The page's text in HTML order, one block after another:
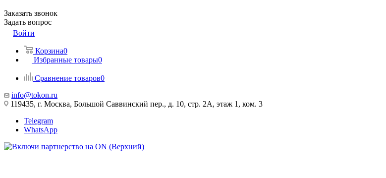
Заказать звонок
Задать вопрос
Войти
Корзина0
Избранные товары0
Сравнение товаров0
info@tokon.ru
119435, г. Москва, Большой Саввинский пер., д. 10, стр. 2А, этаж 1, ком. 3
Telegram
WhatsApp